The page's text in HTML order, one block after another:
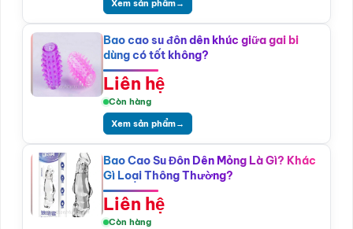
Xem sản phẩm→
Bao cao su đôn dên khúc giữa gai bi
dùng có tốt không?
Liên hệ
Còn hàng
Xem sản phẩm→
Bao Cao Su Đôn Dên Mỏng Là Gì? Khác
Gì Loại Thông Thường?
Liên hệ
Còn hàng